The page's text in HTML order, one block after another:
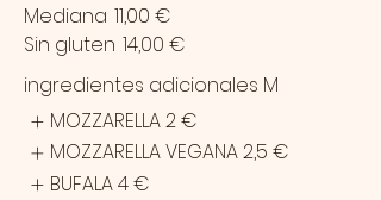
Mediana 11,00 €
Sin gluten 14,00 €
ingredientes adicionales M
MOZZARELLA2 €
MOZZARELLA VEGANA2,5 €
BUFALA4 €